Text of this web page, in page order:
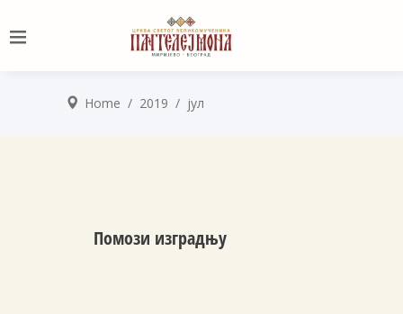
Home / 2019 / јул
Помози изградњу